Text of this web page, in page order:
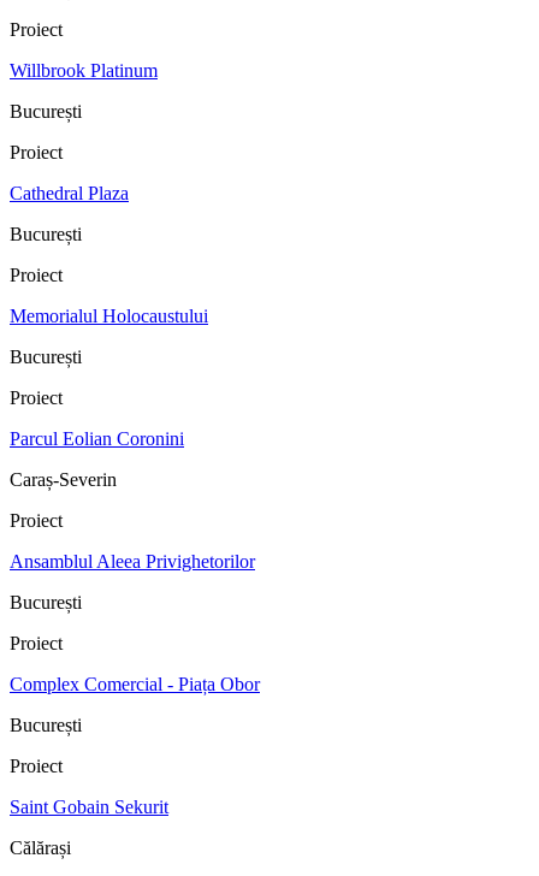
Proiect
Willbrook Platinum
București
Proiect
Cathedral Plaza
București
Proiect
Memorialul Holocaustului
București
Proiect
Parcul Eolian Coronini
Caraș-Severin
Proiect
Ansamblul Aleea Privighetorilor
București
Proiect
Complex Comercial - Piața Obor
București
Proiect
Saint Gobain Sekurit
Călărași